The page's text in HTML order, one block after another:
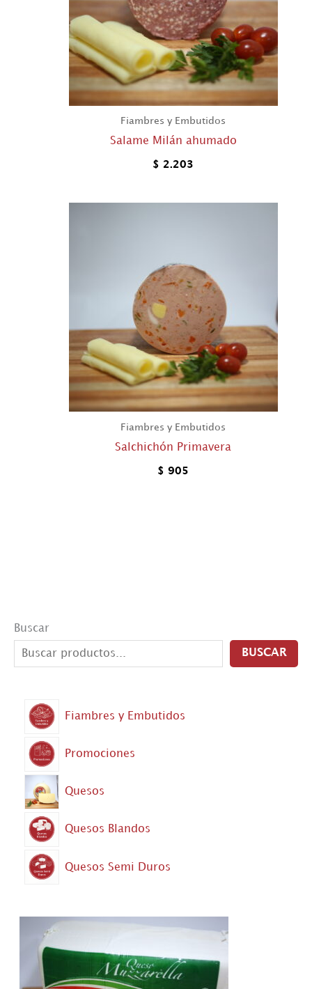
Buscar
BUSCAR
Fiambres y Embutidos
Promociones
Quesos
Quesos Blandos
Quesos Semi Duros
Fiambres y Embutidos
Salame Milán ahumado
$ 2.203
Fiambres y Embutidos
Salchichón Primavera
$ 905